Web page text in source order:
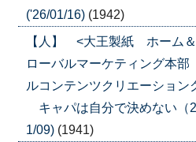
('26/01/16) (1942)
【人】 <大王製紙 ホーム
ローバルマーケティング本
ルコンテンツクリエーショ
キャパは自分で決めない（
1/09) (1941)